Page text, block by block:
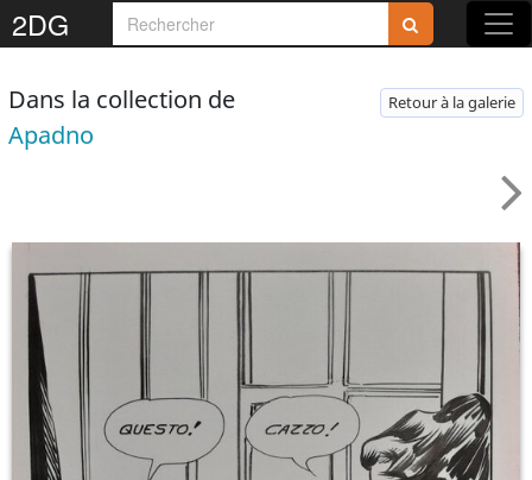
2DG
Dans la collection de
Apadno
Retour à la galerie